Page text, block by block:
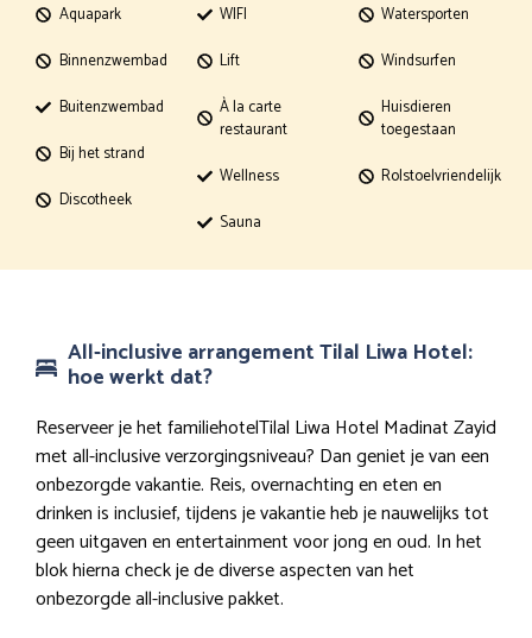
Aquapark
Binnenzwembad
Buitenzwembad
Bij het strand
Discotheek
WIFI
Lift
À la carte
restaurant
Wellness
Sauna
Watersporten
Windsurfen
Huisdieren
toegestaan
Rolstoelvriendelijk
All-inclusive arrangement Tilal Liwa Hotel:
hoe werkt dat?
Reserveer je het familiehotelTilal Liwa Hotel Madinat Zayid
met all-inclusive verzorgingsniveau? Dan geniet je van een
onbezorgde vakantie. Reis, overnachting en eten en
drinken is inclusief, tijdens je vakantie heb je nauwelijks tot
geen uitgaven en entertainment voor jong en oud. In het
blok hierna check je de diverse aspecten van het
onbezorgde all-inclusive pakket.